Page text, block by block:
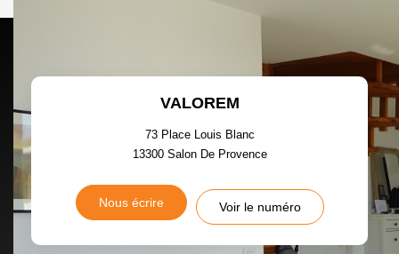
VALOREM
73 Place Louis Blanc
13300 Salon De Provence
Nous écrire Voir le numéro